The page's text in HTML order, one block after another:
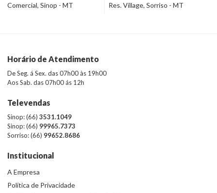
Comercial, Sinop - MT
Res. Village, Sorriso - MT
Horário de Atendimento
De Seg. á Sex. das 07h00 às 19h00
Aos Sab. das 07h00 ás 12h
Televendas
Sinop: (66) 3531.1049
Sinop: (66) 99965.7373
Sorriso: (66) 99652.8686
Institucional
A Empresa
Política de Privacidade